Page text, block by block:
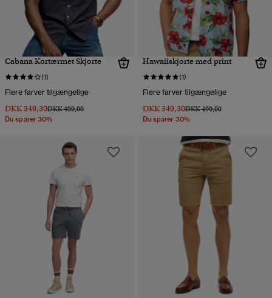
Cabana Kortærmet Skjorte
(1)
Flere farver tilgængelige
DKK 349,30Pris nedsat fra
DKK 499,00til
Du sparer 30%
Hawaiiskjorte med print
(1)
Flere farver tilgængelige
DKK 349,30Pris nedsat fra
DKK 499,00til
Du sparer 30%